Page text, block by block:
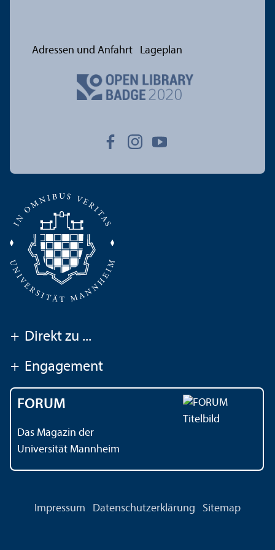
Adressen und Anfahrt Lageplan
+ Direkt zu ...
+ Engagement
FORUM
Das Magazin der
Universität Mannheim
Impressum Datenschutz­erklärung Sitemap